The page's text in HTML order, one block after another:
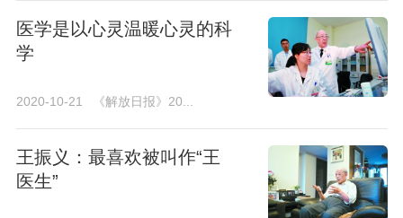
医学是以心灵温暖心灵的科
学
2020-10-21 《解放日报》20...
王振义：最喜欢被叫作“王
医生”